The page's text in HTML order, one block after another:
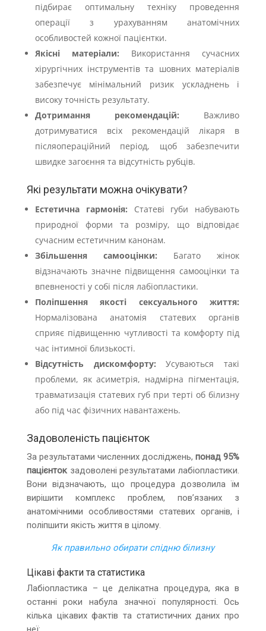
підбирає оптимальну техніку проведення
операції з урахуванням анатомічних
особливостей кожної пацієнтки.
Якісні матеріали: Використання сучасних
хірургічних інструментів та шовних матеріалів
забезпечує мінімальний ризик ускладнень і
високу точність результату.
Дотримання рекомендацій: Важливо
дотримуватися всіх рекомендацій лікаря в
післяопераційний період, щоб забезпечити
швидке загоєння та відсутність рубців.
Які результати можна очікувати?
Естетична гармонія: Статеві губи набувають
природної форми та розміру, що відповідає
сучасним естетичним канонам.
Збільшення самооцінки: Багато жінок
відзначають значне підвищення самооцінки та
впевненості у собі після лабіопластики.
Поліпшення якості сексуального життя:
Нормалізована анатомія статевих органів
сприяє підвищенню чутливості та комфорту під
час інтимної близькості.
Відсутність дискомфорту: Усуваються такі
проблеми, як асиметрія, надмірна пігментація,
травматизація статевих губ при терті об білизну
або під час фізичних навантажень.
Задоволеність пацієнток
За результатами численних досліджень,понад 95%
пацієнтокзадоволені результатами лабіопластики.
Вони відзначають, що процедура дозволила їм
вирішити комплекс проблем, пов’язаних з
анатомічними особливостями статевих органів, і
поліпшити якість життя в цілому.
Як правильно обирати спідню білизну
Цікаві факти та статистика
Лабіопластика – це делікатна процедура, яка в
останні роки набула значної популярності. Ось
кілька цікавих фактів та статистичних даних про